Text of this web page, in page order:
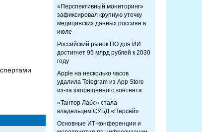
«Перспективный мониторинг»
зафиксировал крупную утечку
медицинских данных россиян в
июле
Российский рынок ПО для ИИ
достигнет 95 млрд рублей к 2030
году
Apple на несколько часов
удалила Telegram из App Store
из-за запрещенного контента
«Тантор Лабс» стала
владельцем СУБД «Персей»
Основные ИТ-конференции и